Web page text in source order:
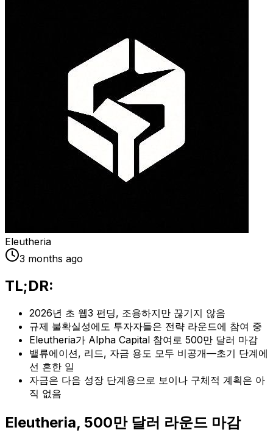
Eleutheria
3 months ago
TL;DR:
2026년 초 웹3 펀딩, 조용하지만 끊기지 않음
규제 불확실성에도 투자자들은 전략 라운드에 참여 중
Eleutheria가 Alpha Capital 참여로 500만 달러 마감
밸류에이션, 리드, 자금 용도 모두 비공개—초기 단계에
선 흔한 일
자금은 다음 성장 단계용으로 보이나 구체적 계획은 아
직 없음
Eleutheria, 500만 달러 라운드 마감